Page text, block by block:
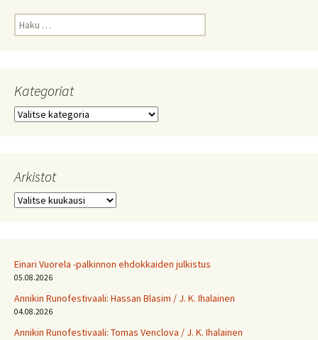
Haku:
Kategoriat
Kategoriat
Arkistot
Arkistot
Einari Vuorela -palkinnon ehdokkaiden julkistus
05.08.2026
Annikin Runofestivaali: Has­san Bla­sim / J. K. Ihalainen
04.08.2026
Annikin Runofestivaali: Tomas Venclova / J. K. Ihalainen